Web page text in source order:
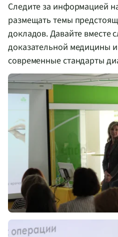
Следите за информацией
размещать темы
докладов. Давайте вместе
доказательной медицины
современные стандарты